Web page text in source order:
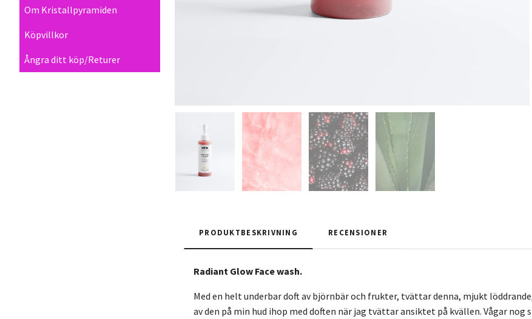
Om Kristallpyramiden
Köpvillkor
Ångra ditt köp/Returer
PRODUKTBESKRIVNING RECENSIONER
Radiant Glow Face wash.
Med en helt underbar doft av björnbär och frukter, tvättar denna, mjukt
av den på min hud ihop med doften när jag tvättar ansiktet på kvällen. Vågar